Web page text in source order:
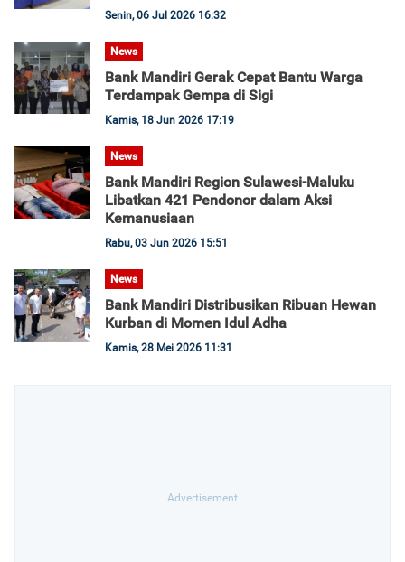
Senin, 06 Jul 2026 16:32
News
Bank Mandiri Gerak Cepat Bantu Warga
Terdampak Gempa di Sigi
Kamis, 18 Jun 2026 17:19
News
Bank Mandiri Region Sulawesi-Maluku
Libatkan 421 Pendonor dalam Aksi
Kemanusiaan
Rabu, 03 Jun 2026 15:51
News
Bank Mandiri Distribusikan Ribuan Hewan
Kurban di Momen Idul Adha
Kamis, 28 Mei 2026 11:31